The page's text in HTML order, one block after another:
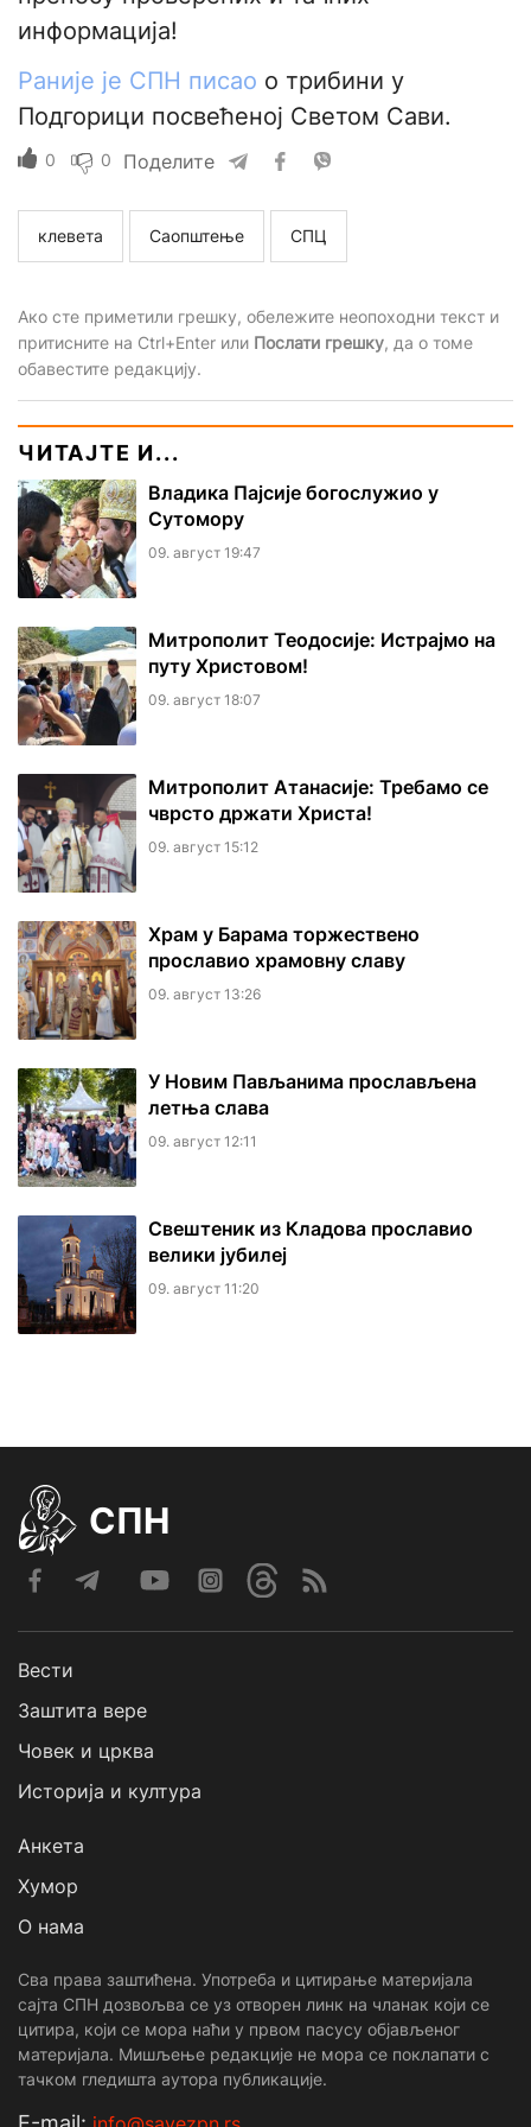
информација!
Раније је СПН писао о трибини у
Подгорици посвећеној Светом Сави.
0 0 Поделите
клевета Саопштење СПЦ
Ако сте приметили грешку, обележите неопоходни текст и
притисните на Ctrl+Enter или Послати грешку, да о томе
обавестите редакцију.
ЧИТАЈТЕ И...
Владика Пајсије богослужио у
Сутомору
09. август 19:47
Митрополит Теодосије: Истрајмо на
путу Христовом!
09. август 18:07
Митрополит Атанасије: Требамо се
чврсто држати Христа!
09. август 15:12
Храм у Барама торжествено
прославио храмовну славу
09. август 13:26
У Новим Пављанима прослављена
летња слава
09. август 12:11
Свештеник из Кладова прославио
велики јубилеј
09. август 11:20
СПН
Вести
Заштита вере
Човек и црква
Историја и култура
Анкета
Хумор
О нама
Сва права заштићена. Употреба и цитирање материјала
сајта СПН дозвољва се уз отворен линк на чланак који се
цитира, који се мора наћи у првом пасусу објављеног
материјала. Мишљење редакције не мора се поклапати с
тачком гледишта аутора публикације.